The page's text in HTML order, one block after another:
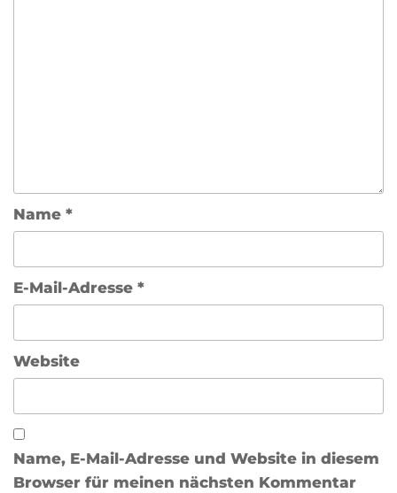
Name *
E-Mail-Adresse *
Website
Name, E-Mail-Adresse und Website in diesem
Browser für meinen nächsten Kommentar